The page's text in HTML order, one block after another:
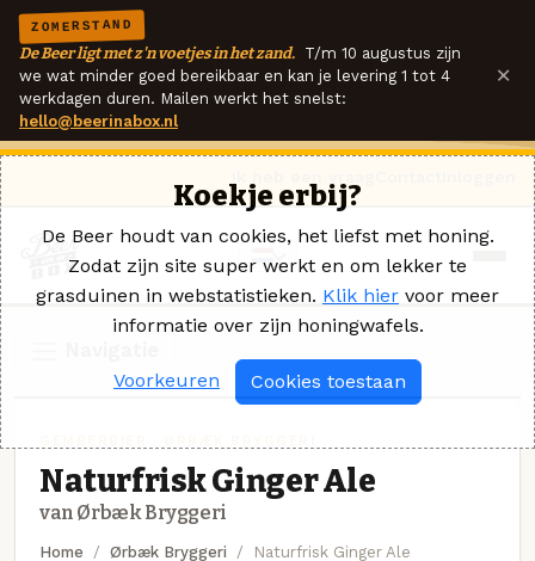
ZOMERSTAND
De Beer ligt met z'n voetjes in het zand. T/m 10 augustus zijn
we wat minder goed bereikbaar en kan je levering 1 tot 4
werkdagen duren. Mailen werkt het snelst:
hello@beerinabox.nl
×
Naturfrisk Ginger Ale
van Ørbæk Bryggeri
Home Ørbæk Bryggeri Naturfrisk Ginger Ale
Koekje erbij?
De Beer houdt van cookies, het liefst met honing.
Zodat zijn site super werkt en om lekker te
grasduinen in webstatistieken. Klik hier voor meer
informatie over zijn honingwafels.
Voorkeuren Cookies toestaan